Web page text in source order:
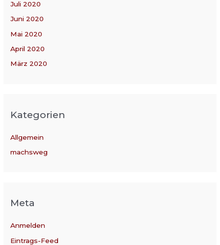
Juli 2020
Juni 2020
Mai 2020
April 2020
März 2020
Kategorien
Allgemein
machsweg
Meta
Anmelden
Eintrags-Feed